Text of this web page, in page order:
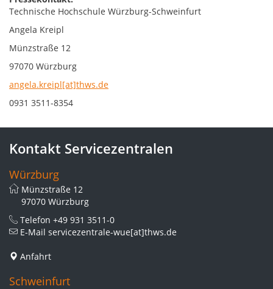
Technische Hochschule Würzburg-Schweinfurt
Angela Kreipl
Münzstraße 12
97070 Würzburg
angela.kreipl[at]thws.de
0931 3511-8354
Kontakt Servicezentralen
Würzburg
Münzstraße 12
97070 Würzburg
Telefon +49 931 3511-0
E-Mail servicezentrale-wue[at]thws.de
Anfahrt
Schweinfurt